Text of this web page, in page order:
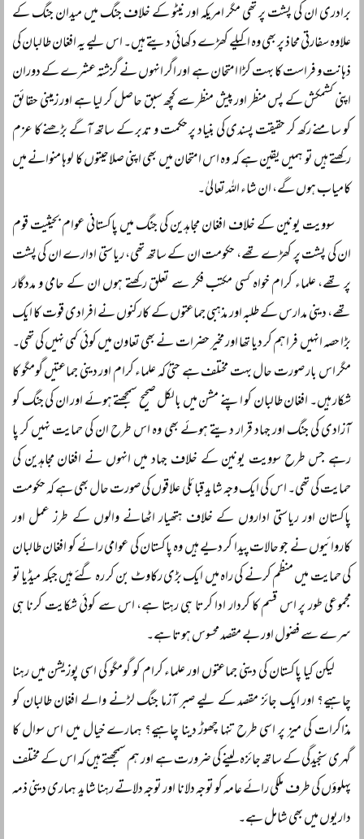
برادری ان کی پشت پر تھی مگر امریکہ اور نیٹو کے خلاف جنگ میں میدان جنگ کے
علاوہ سفارتی محاذ پر بھی وہ اکیلے کھڑے دکھائی دیتے ہیں۔ اس لیے یہ افغان طالبان کی
ذہانت و فراست کا بہت کڑا امتحان ہے اور اگر انہوں نے گزشتہ عشرے کے دوران
اپنی کشمکش کے پس منظر اور پیش منظر سے کچھ سبق حاصل کر لیا ہے اور زمینی حقائق
کو سامنے رکھ کر حقیقت پسندی کی بنیاد پر حکمت و تدبر کے ساتھ آگے بڑھنے کا عزم
رکھتے ہیں تو ہمیں یقین ہے کہ وہ اس امتحان میں بھی اپنی صلاحیتوں کا لوہا منوانے میں
کامیاب ہوں گے، ان شاء اللہ تعالیٰ۔
سوویت یونین کے خلاف افغان مجاہدین کی جنگ میں پاکستانی عوام بحیثیت قوم
ان کی پشت پر کھڑے تھے، حکومت ان کے ساتھ تھی، ریاستی ادارے ان کی پشت
پر تھے، علماء کرام خواہ کسی مکتب فکر سے تعلق رکھتے ہوں ان کے حامی و مددگار
تھے، دینی مدارس کے طلبہ اور مذہبی جماعتوں کے کارکنوں نے افرادی قوت کا ایک
بڑا حصہ انہیں فراہم کر دیا تھا اور مخیر حضرات نے بھی تعاون میں کوئی کمی نہیں کی تھی۔
مگر اس بار صورت حال بہت مختلف ہے حتیٰ کہ علماء کرام اور دینی جماعتیں گومگو کا
شکار ہیں۔ افغان طالبان کو اپنے مشن میں بالکل صحیح سمجھتے ہوئے اور ان کی جنگ کو
آزادی کی جنگ اور جہاد قرار دیتے ہوئے بھی وہ اس طرح ان کی حمایت نہیں کر پا
رہے جس طرح سوویت یونین کے خلاف جہاد میں انہوں نے افغان مجاہدین کی
حمایت کی تھی۔ اس کی ایک وجہ شاید قبائلی علاقوں کی صورت حال بھی ہے کہ حکومت
پاکستان اور ریاستی اداروں کے خلاف ہتھیار اٹھانے والوں کے طرز عمل اور
کاروائیوں نے جو حالات پیدا کر دیے ہیں وہ پاکستان کی عوامی رائے کو افغان طالبان
کی حمایت میں منظم کرنے کی راہ میں ایک بڑی رکاوٹ بن کر رہ گئے ہیں جبکہ میڈیا تو
مجموعی طور پر اس قسم کا کردار ادا کرتا ہی رہتا ہے، اس سے کوئی شکایت کرنا ہی
سرے سے فضول اور بے مقصد محسوس ہوتا ہے۔
لیکن کیا پاکستان کی دینی جماعتوں اور علماء کرام کو گومگو کی اسی پوزیشن میں رہنا
چاہیے؟ اور ایک جائز مقصد کے لیے صبر آزما جنگ لڑنے والے افغان طالبان کو
مذاکرات کی میز پر اسی طرح تنہا چھوڑ دینا چاہیے؟ ہمارے خیال میں اس سوال کا
گہری سنجیدگی کے ساتھ جائزہ لینے کی ضرورت ہے اور ہم سمجھتے ہیں کہ اس کے مختلف
پہلوؤں کی طرف ملکی رائے عامہ کو توجہ دلانا اور توجہ دلاتے رہنا شاید ہماری دینی ذمہ
داریوں میں بھی شامل ہے۔